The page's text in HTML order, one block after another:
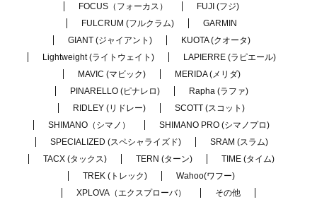
FOCUS（フォーカス）
FUJI (フジ)
FULCRUM (フルクラム)
GARMIN
GIANT (ジャイアント)
KUOTA (クオータ)
Lightweight (ライトウェイト)
LAPIERRE (ラピエール)
MAVIC (マビック)
MERIDA (メリダ)
PINARELLO (ピナレロ)
Rapha (ラファ)
RIDLEY (リドレー)
SCOTT (スコット)
SHIMANO（シマノ）
SHIMANO PRO (シマノプロ)
SPECIALIZED (スペシャライズド)
SRAM (スラム)
TACX (タックス)
TERN (ターン)
TIME (タイム)
TREK (トレック)
Wahoo(ワフー)
XPLOVA（エクスプローバ）
その他